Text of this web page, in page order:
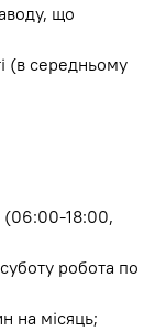
що
(в середньому
(06:00-18:00,
робота по
на місяць;